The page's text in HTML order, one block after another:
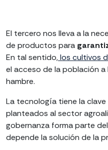
El tercero nos lleva a la
de productos para
En tal sentido,los cultivos
el acceso de la población
hambre.
La tecnología tiene la
planteados al sector
gobernanza forma parte
depende la solución de la